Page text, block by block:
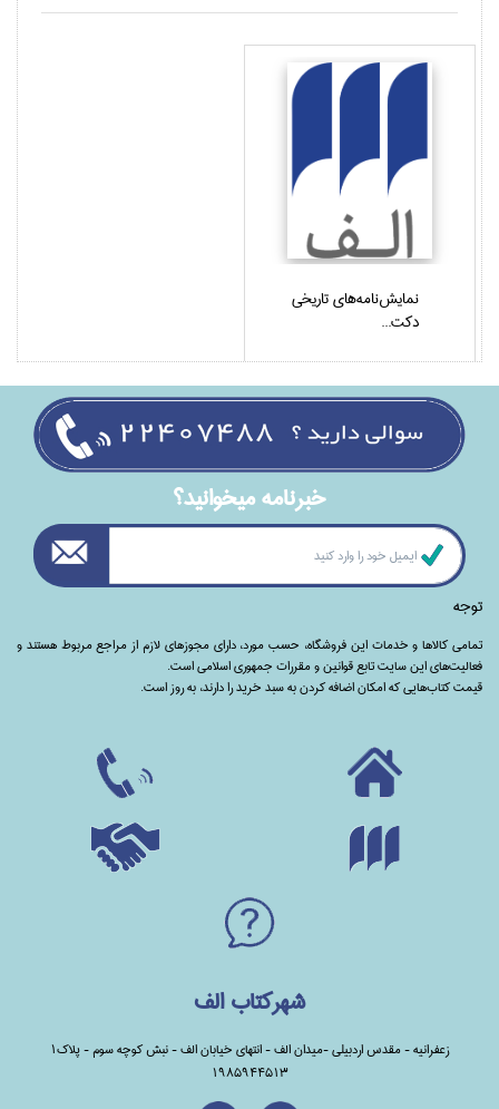
نمايش‌نامه‌هاي تاريخي
دكت...
خبرنامه ميخوانيد؟
توجه
تمامی‌ کالاها و خدمات این فروشگاه، حسب مورد،‌ دارای مجوزهای لازم از مراجع مربوط هستند ‌و‌‌
فعالیت‌های این سایت تابع قوانین و مقررات جمهوری اسلامی است.
قیمت کتاب‌هایی که امکان اضافه کردن به سبد خرید را دارند،‌ به روز است.
شهرکتاب الف
زعفرانیه - مقدس اردبیلی -میدان الف - انتهای خیابان الف - نبش کوچه سوم - پلاک1
1985944513